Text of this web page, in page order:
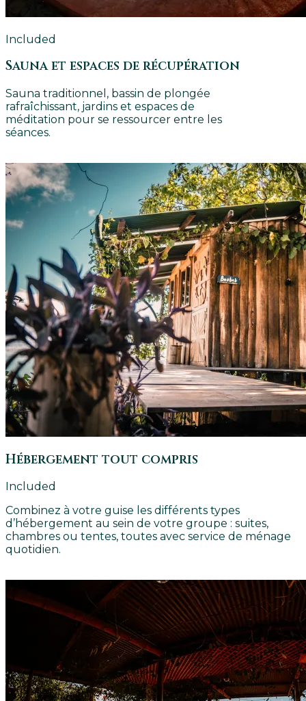
Included
Sauna et espaces de récupération
Sauna traditionnel, bassin de plongée
rafraîchissant, jardins et espaces de
méditation pour se ressourcer entre les
séances.
Hébergement tout compris
Included
Combinez à votre guise les différents types
d’hébergement au sein de votre groupe : suites,
chambres ou tentes, toutes avec service de ménage
quotidien.